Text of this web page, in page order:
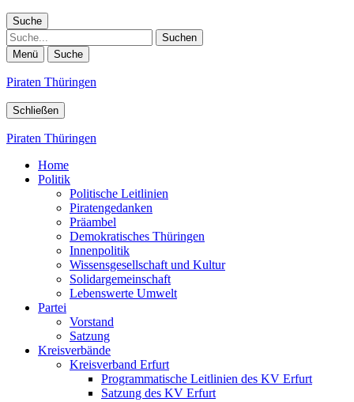
Suche
Suche
Menü Suche
Piraten Thüringen
Schließen
Piraten Thüringen
Home
Politik
Politische Leitlinien
Piratengedanken
Präambel
Demokratisches Thüringen
Innenpolitik
Wissensgesellschaft und Kultur
Solidargemeinschaft
Lebenswerte Umwelt
Partei
Vorstand
Satzung
Kreisverbände
Kreisverband Erfurt
Programmatische Leitlinien des KV Erfurt
Satzung des KV Erfurt